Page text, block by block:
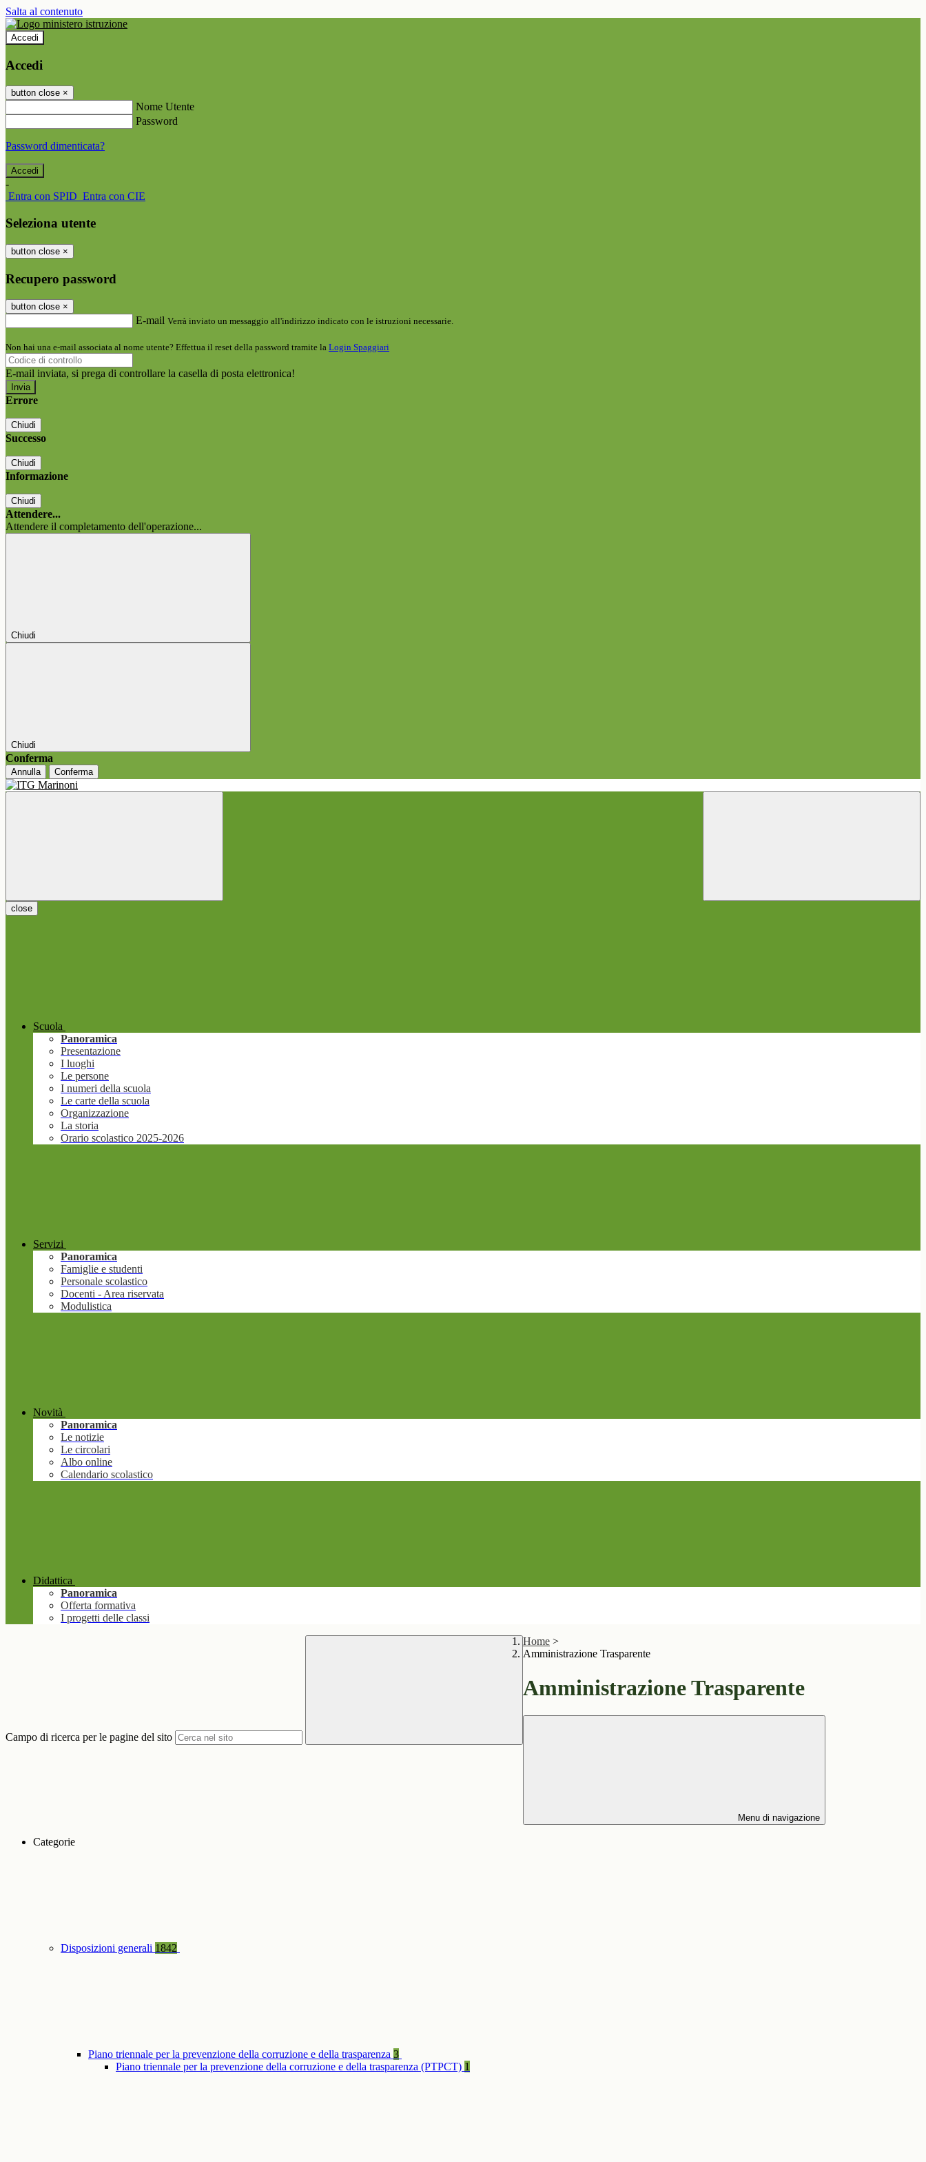
Salta al contenuto
Accedi
Accedi
button close ×
Nome Utente
Password
Password dimenticata?
-
Entra con SPID Entra con CIE
Seleziona utente
button close ×
Recupero password
button close ×
E-mail Verrà inviato un messaggio all'indirizzo indicato con le istruzioni necessarie.
Non hai una e-mail associata al nome utente? Effettua il reset della password tramite la Login Spaggiari
E-mail inviata, si prega di controllare la casella di posta elettronica!
Errore
Chiudi
Successo
Chiudi
Informazione
Chiudi
Attendere...
Attendere il completamento dell'operazione...
Chiudi
Chiudi
Conferma
Annulla Conferma
close
Scuola
Panoramica
Presentazione
I luoghi
Le persone
I numeri della scuola
Le carte della scuola
Organizzazione
La storia
Orario scolastico 2025-2026
Servizi
Panoramica
Famiglie e studenti
Personale scolastico
Docenti - Area riservata
Modulistica
Novità
Panoramica
Le notizie
Le circolari
Albo online
Calendario scolastico
Didattica
Panoramica
Offerta formativa
I progetti delle classi
Campo di ricerca per le pagine del sito
Home >
Amministrazione Trasparente
Amministrazione Trasparente
Menu di navigazione
Categorie
Disposizioni generali 1842
Piano triennale per la prevenzione della corruzione e della trasparenza 3
Piano triennale per la prevenzione della corruzione e della trasparenza (PTPCT) 1